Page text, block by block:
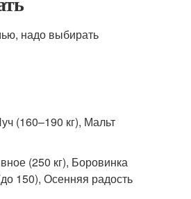
надо выбирать
(160–190 кг), Мальт
(250 кг), Боровинка
150), Осенняя радость